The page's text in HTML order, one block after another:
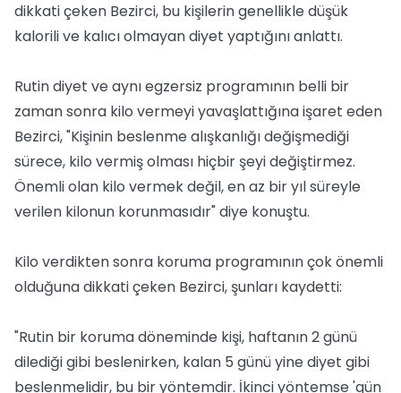
dikkati çeken Bezirci, bu kişilerin genellikle düşük
kalorili ve kalıcı olmayan diyet yaptığını anlattı.
Rutin diyet ve aynı egzersiz programının belli bir
zaman sonra kilo vermeyi yavaşlattığına işaret eden
Bezirci, "Kişinin beslenme alışkanlığı değişmediği
sürece, kilo vermiş olması hiçbir şeyi değiştirmez.
Önemli olan kilo vermek değil, en az bir yıl süreyle
verilen kilonun korunmasıdır" diye konuştu.
Kilo verdikten sonra koruma programının çok önemli
olduğuna dikkati çeken Bezirci, şunları kaydetti:
"Rutin bir koruma döneminde kişi, haftanın 2 günü
dilediği gibi beslenirken, kalan 5 günü yine diyet gibi
beslenmelidir, bu bir yöntemdir. İkinci yöntemse 'gün